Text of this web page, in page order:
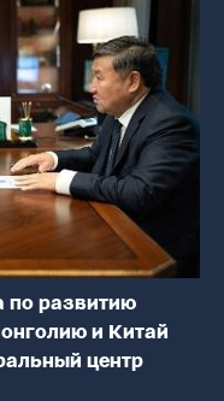
по развитию
и Китай
центр